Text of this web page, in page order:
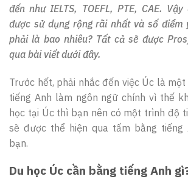
đến như IELTS, TOEFL, PTE, CAE.
được sử dụng rộng rãi nhất và số điểm
phải là bao nhiêu? Tất cả sẽ được
qua bài viết dưới đây.
Trước hết, phải nhắc đến việc Úc là
tiếng Anh làm ngôn ngữ chính vì thế
học tại Úc thì bạn nên có một trình độ
sẽ được thể hiện qua tấm bằng tiếng
bạn.
Du học Úc cần bằng tiếng Anh